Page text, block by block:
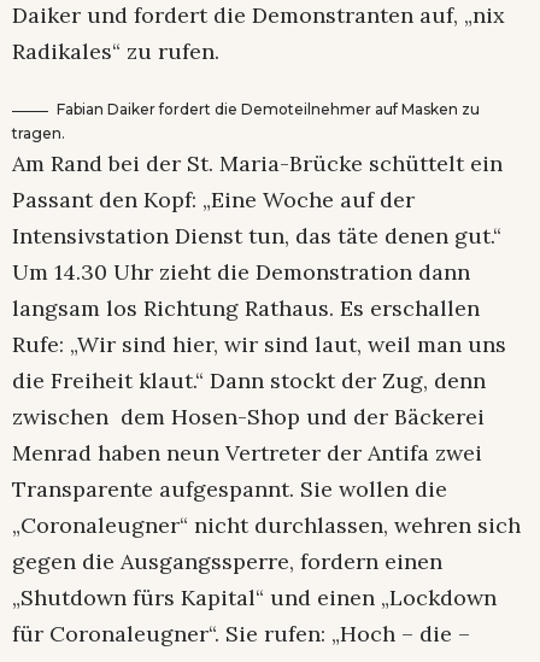
Daiker und fordert die Demonstranten auf, „nix
Radikales“ zu rufen.
Fabian Daiker fordert die Demoteilnehmer auf Masken zu
tragen.
Am Rand bei der St. Maria-Brücke schüttelt ein
Passant den Kopf: „Eine Woche auf der
Intensivstation Dienst tun, das täte denen gut.“
Um 14.30 Uhr zieht die Demonstration dann
langsam los Richtung Rathaus. Es erschallen
Rufe: „Wir sind hier, wir sind laut, weil man uns
die Freiheit klaut.“ Dann stockt der Zug, denn
zwischen dem Hosen-Shop und der Bäckerei
Menrad haben neun Vertreter der Antifa zwei
Transparente aufgespannt. Sie wollen die
„Coronaleugner“ nicht durchlassen, wehren sich
gegen die Ausgangssperre, fordern einen
„Shutdown fürs Kapital“ und einen „Lockdown
für Coronaleugner“. Sie rufen: „Hoch – die –